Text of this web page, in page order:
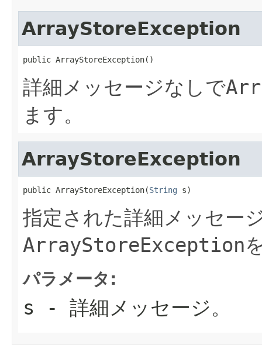
ArrayStoreException
public ArrayStoreException()
詳細メッセージなしで
ます。
ArrayStoreException
public ArrayStoreException(String s)
指定された詳細メッセー
ArrayStoreException
パラメータ:
s - 詳細メッセージ。